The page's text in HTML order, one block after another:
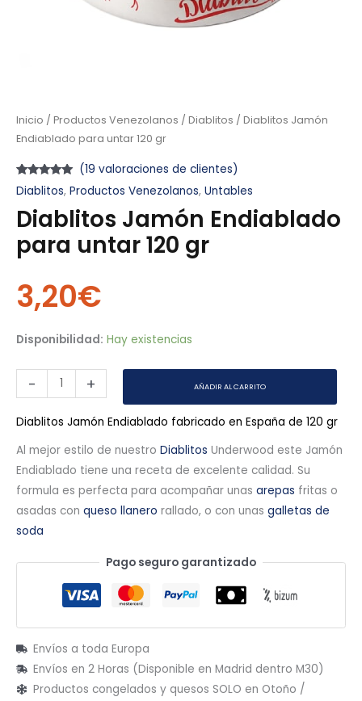
Inicio / Productos Venezolanos / Diablitos / Diablitos Jamón
Endiablado para untar 120 gr
Valorado
con4.79de
19
valoraciones
de clientes
(19 valoraciones de clientes)
Diablitos, Productos Venezolanos, Untables
Diablitos Jamón Endiablado
para untar 120 gr
3,20€
Disponibilidad: Hay existencias
- + AÑADIR AL CARRITO
Diablitos Jamón Endiablado fabricado en España de 120 gr
Al mejor estilo de nuestro Diablitos Underwood este Jamón
Endiablado tiene una receta de excelente calidad. Su
formula es perfecta para acompañar unas arepas fritas o
asadas con queso llanero rallado, o con unas galletas de
soda
Pago seguro garantizado
Envíos a toda Europa
Envíos en 2 Horas (Disponible en Madrid dentro M30)
Productos congelados y quesos SOLO en Otoño /